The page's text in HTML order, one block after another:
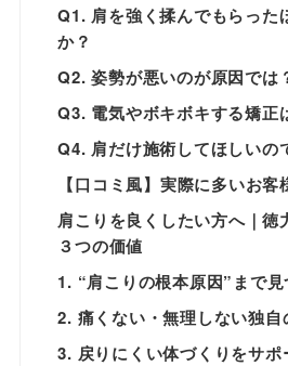
Q1. 肩を強く揉んでもらった
か？
Q2. 姿勢が悪いのが原因では
Q3. 電気やボキボキする矯正
Q4. 肩だけ施術してほしいの
【口コミ風】実際に多いお客
肩こりを良くしたい方へ｜徳
３つの価値
1. “肩こりの根本原因”まで
2. 痛くない・無理しない独自
3. 戻りにくい体づくりをサポ